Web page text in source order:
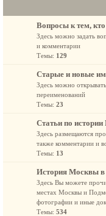
Вопросы к тем, кто
Здесь можно задать
и комментарии
Темы: 129
Старые и новые
Здесь можно
переименований
Темы: 23
Статьи по
Здесь размещаются
также комментарии и
Темы: 13
История Москвы в
Здесь Вы можете
местах Москвы и
фотографии и иные
Темы: 534